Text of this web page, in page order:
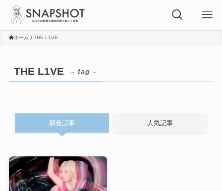
ホーム THE L1VE
THE L1VE – tag –
新着記事 人気記事